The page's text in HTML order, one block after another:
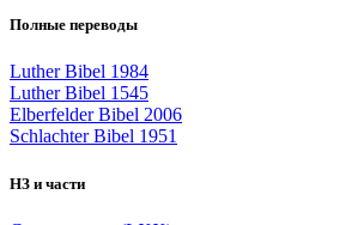
Полные переводы
Luther Bibel 1984
Luther Bibel 1545
Elberfelder Bibel 2006
Schlachter Bibel 1951
НЗ и части